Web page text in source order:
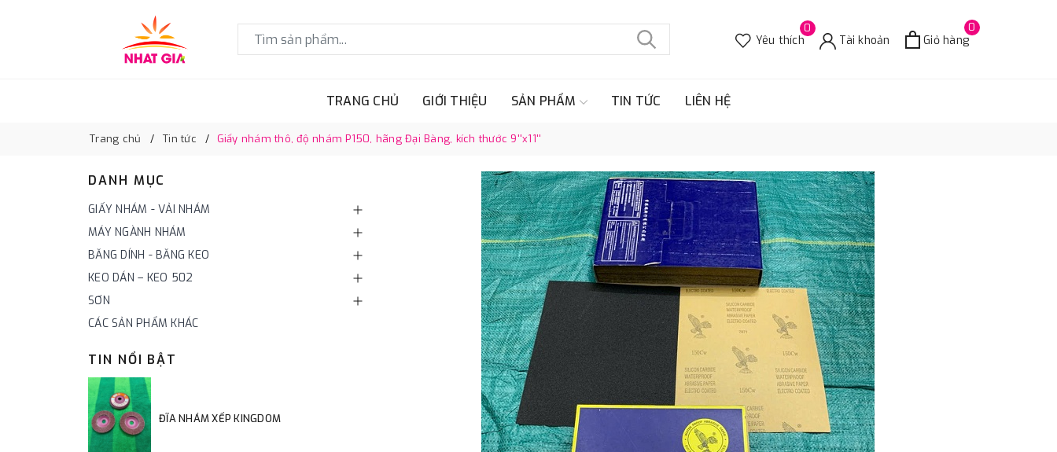
0
Yêu thích Tài khoản
0
Giỏ hàng
TRANG CHỦ GIỚI THIỆU SẢN PHẨM TIN TỨC LIÊN HỆ
Trang chủ Tin tức Giấy nhám thô, độ nhám P150, hãng Đại Bàng, kích thước 9''x11''
DANH MỤC
GIẤY NHÁM - VẢI NHÁM
MÁY NGÀNH NHÁM
BĂNG DÍNH - BĂNG KEO
KEO DÁN – KEO 502
SƠN
CÁC SẢN PHẨM KHÁC
TIN NỔI BẬT
ĐĨA NHÁM XẾP KINGDOM